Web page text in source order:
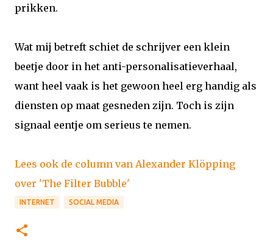
prikken.
Wat mij betreft schiet de schrijver een klein
beetje door in het anti-personalisatieverhaal,
want heel vaak is het gewoon heel erg handig als
diensten op maat gesneden zijn. Toch is zijn
signaal eentje om serieus te nemen.
Lees ook de column van Alexander Klöpping
over 'The Filter Bubble'
INTERNET SOCIAL MEDIA